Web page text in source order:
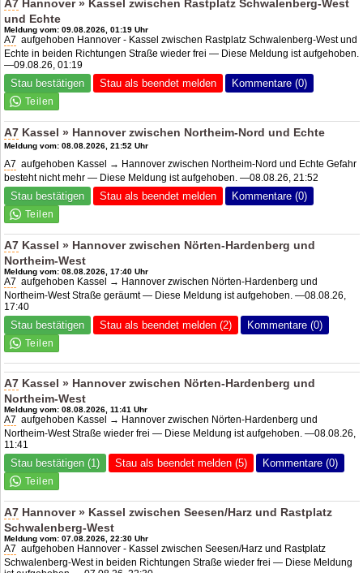
A7 Hannover » Kassel zwischen Rastplatz Schwalenberg-West
und Echte
Meldung vom: 09.08.2026, 01:19 Uhr
A7 aufgehoben Hannover - Kassel zwischen Rastplatz Schwalenberg-West und
Echte in beiden Richtungen Straße wieder frei — Diese Meldung ist aufgehoben.
—09.08.26, 01:19
Stau bestätigen Stau als beendet melden Kommentare (0)
A7 Kassel » Hannover zwischen Northeim-Nord und Echte
Meldung vom: 08.08.2026, 21:52 Uhr
A7 aufgehoben Kassel → Hannover zwischen Northeim-Nord und Echte Gefahr
besteht nicht mehr — Diese Meldung ist aufgehoben. —08.08.26, 21:52
Stau bestätigen Stau als beendet melden Kommentare (0)
A7 Kassel » Hannover zwischen Nörten-Hardenberg und
Northeim-West
Meldung vom: 08.08.2026, 17:40 Uhr
A7 aufgehoben Kassel → Hannover zwischen Nörten-Hardenberg und
Northeim-West Straße geräumt — Diese Meldung ist aufgehoben. —08.08.26,
17:40
Stau bestätigen Stau als beendet melden (2) Kommentare (0)
A7 Kassel » Hannover zwischen Nörten-Hardenberg und
Northeim-West
Meldung vom: 08.08.2026, 11:41 Uhr
A7 aufgehoben Kassel → Hannover zwischen Nörten-Hardenberg und
Northeim-West Straße wieder frei — Diese Meldung ist aufgehoben. —08.08.26,
11:41
Stau bestätigen (1) Stau als beendet melden (5) Kommentare (0)
A7 Hannover » Kassel zwischen Seesen/Harz und Rastplatz
Schwalenberg-West
Meldung vom: 07.08.2026, 22:30 Uhr
A7 aufgehoben Hannover - Kassel zwischen Seesen/Harz und Rastplatz
Schwalenberg-West in beiden Richtungen Straße wieder frei — Diese Meldung